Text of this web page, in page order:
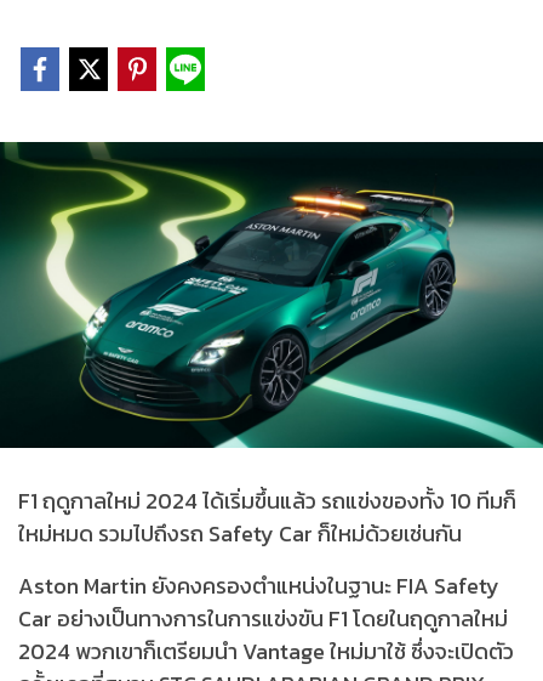
F1 ฤดูกาลใหม่ 2024 ได้เริ่มขึ้นแล้ว รถแข่งของทั้ง 10 ทีมก็
ใหม่หมด รวมไปถึงรถ Safety Car ก็ใหม่ด้วยเช่นกัน
Aston Martin ยังคงครองตำแหน่งในฐานะ FIA Safety
Car อย่างเป็นทางการในการแข่งขัน F1 โดยในฤดูกาลใหม่
2024 พวกเขาก็เตรียมนำ Vantage ใหม่มาใช้ ซึ่งจะเปิดตัว